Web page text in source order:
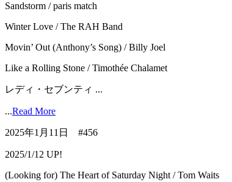
Sandstorm / paris match
Winter Love / The RAH Band
Movin’ Out (Anthony’s Song) / Billy Joel
Like a Rolling Stone / Timothée Chalamet
レディ・セブンティ ...
...Read More
2025年1月11日 #456
2025/1/12 UP!
(Looking for) The Heart of Saturday Night / Tom Waits